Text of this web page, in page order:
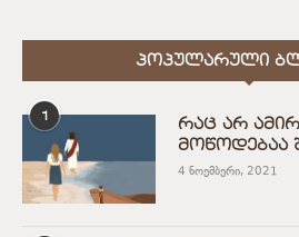
ᲞᲝᲞᲣᲚᲐᲠᲣᲚᲘ
1
რაც არ
მოწოდებაა
4 ნოემბერი, 2021